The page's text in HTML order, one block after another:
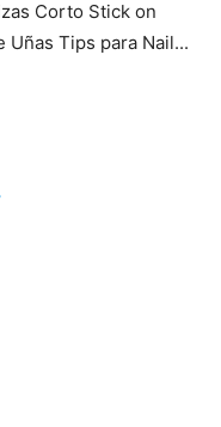
Corto Stick on
Uñas Tips para Nail...